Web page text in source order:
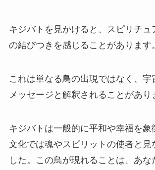
キジバトを見かけると、スピリチュ
の結びつきを感じることがあります。
これは単なる鳥の出現ではなく、宇
メッセージと解釈されることがあり
キジバトは一般的に平和や幸福を象
文化では魂やスピリットの使者と見
した。この鳥が現れることは、あな